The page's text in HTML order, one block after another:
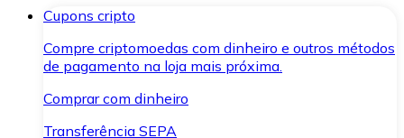
Cupons cripto
Compre criptomoedas com dinheiro e outros métodos
de pagamento na loja mais próxima.
Comprar com dinheiro
Transferência SEPA